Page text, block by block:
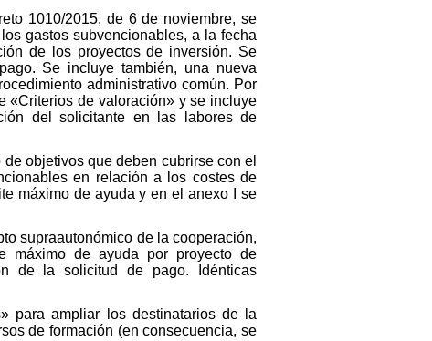
1010/2015, de 6 de noviembre, se
gastos subvencionables, a la fecha
de los proyectos de inversión. Se
Se incluye también, una nueva
administrativo común. Por
«Criterios de valoración» y se incluye
del solicitante en las labores de
objetivos que deben cubrirse con el
en relación a los costes de
máximo de ayuda y en el anexo I se
supraautonómico de la cooperación,
máximo de ayuda por proyecto de
de la solicitud de pago. Idénticas
para ampliar los destinatarios de la
de formación (en consecuencia, se